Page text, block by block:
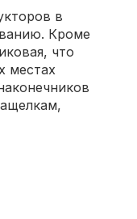
в
Кроме
что
местах